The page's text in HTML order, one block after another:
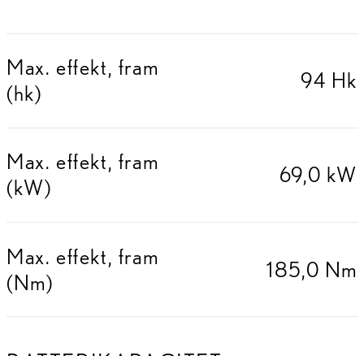
Max. effekt, fram
(hk)
94 Hk
Max. effekt, fram
(kW)
69,0 kW
Max. effekt, fram
(Nm)
185,0 Nm